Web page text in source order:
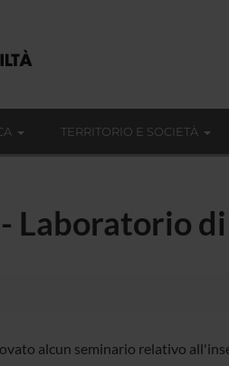
TERRITORIO E SOCIETÀ
Laboratorio
alcun seminario relativo